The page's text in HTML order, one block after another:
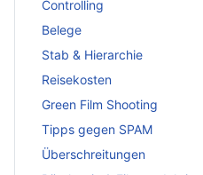
Controlling
Belege
Stab & Hierarchie
Reisekosten
Green Film Shooting
Tipps gegen SPAM
Überschreitungen